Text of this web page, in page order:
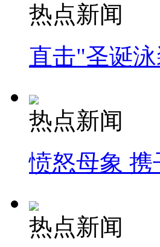
热点新闻
直击"圣诞
热点新闻
愤怒母象
热点新闻